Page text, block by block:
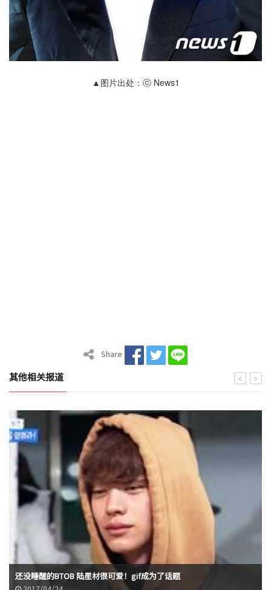
▲图片出处：ⓒ News1
Share
其他相关报道
还没睡醒的BTOB 陆星材很可爱！gif成为了话题